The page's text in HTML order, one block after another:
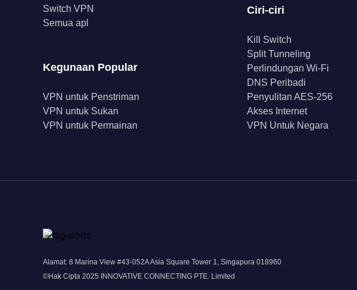
Switch VPN
Semua apl
Kegunaan Popular
VPN untuk Penstriman
VPN untuk Sukan
VPN untuk Permainan
Ciri-ciri
Kill Switch
Split Tunneling
Perlindungan Wi-Fi
DNS Peribadi
Penyulitan AES-256
Akses Internet
VPN Untuk Negara
Alamat: 8 Marina View #43-052A Asia Square Tower 1, Singapura 018960
©Hak Cipta 2025 INNOVATIVE CONNECTING PTE. Limited